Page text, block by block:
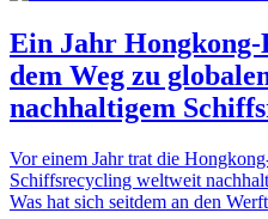
Ein Jahr
dem Weg zu
nachhaltigem
Vor einem Jahr trat die
Schiffsrecycling weltweit
Was hat sich seitdem an den